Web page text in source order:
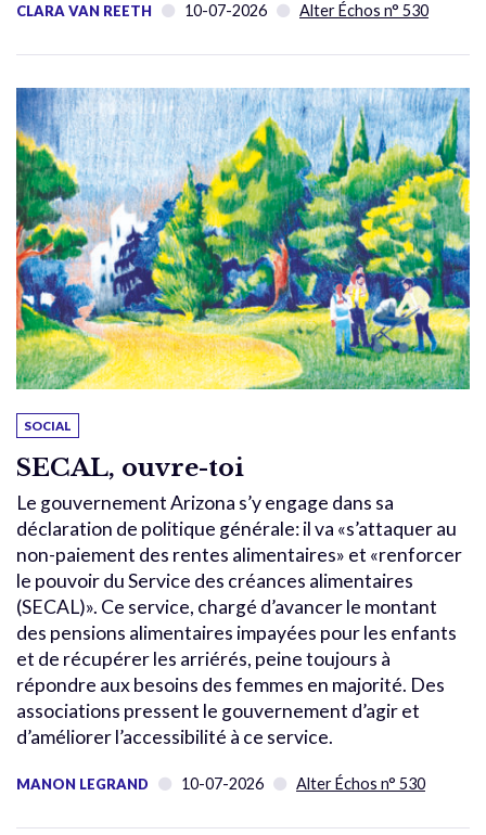
CLARA VAN REETH 10-07-2026 Alter Échos n° 530
SOCIAL
SECAL, ouvre-toi
Le gouvernement Arizona s’y engage dans sa
déclaration de politique générale: il va «s’attaquer au
non-paiement des rentes alimentaires» et «renforcer
le pouvoir du Service des créances alimentaires
(SECAL)». Ce service, chargé d’avancer le montant
des pensions alimentaires impayées pour les enfants
et de récupérer les arriérés, peine toujours à
répondre aux besoins des femmes en majorité. Des
associations pressent le gouvernement d’agir et
d’améliorer l’accessibilité à ce service.
MANON LEGRAND 10-07-2026 Alter Échos n° 530